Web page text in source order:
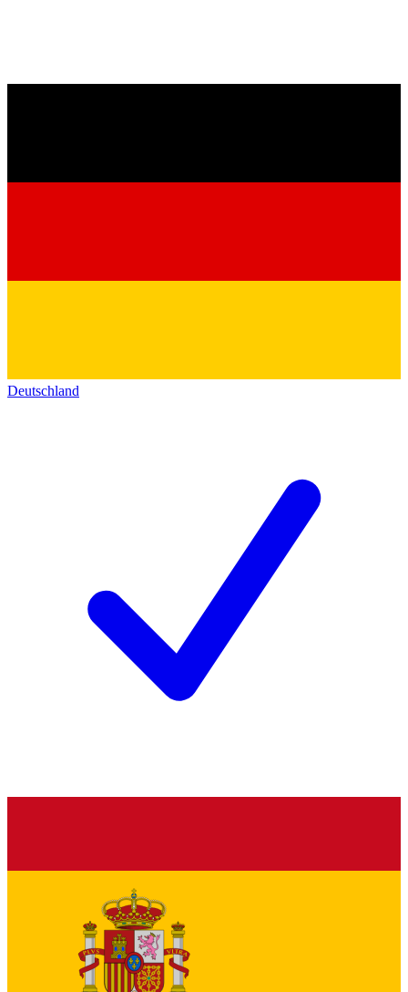
Deutschland